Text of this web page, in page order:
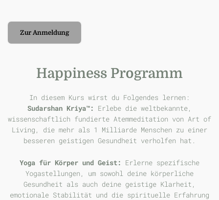
Zur Anmeldung
Happiness Programm
In diesem Kurs wirst du Folgendes lernen:
Sudarshan Kriya™: Erlebe die weltbekannte,
wissenschaftlich fundierte Atemmeditation von Art of
Living, die mehr als 1 Milliarde Menschen zu einer
besseren geistigen Gesundheit verholfen hat.
Yoga für Körper und Geist: Erlerne spezifische
Yogastellungen, um sowohl deine körperliche
Gesundheit als auch deine geistige Klarheit,
emotionale Stabilität und die spirituelle Erfahrung